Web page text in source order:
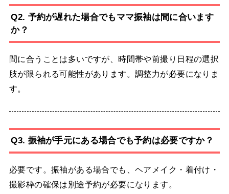
Q2. 予約が遅れた場合でもママ振袖は間に合います
か？
間に合うことは多いですが、時間帯や前撮り日程の選択
肢が限られる可能性があります。調整力が必要になりま
す。
Q3. 振袖が手元にある場合でも予約は必要ですか？
必要です。振袖がある場合でも、ヘアメイク・着付け・
撮影枠の確保は別途予約が必要になります。